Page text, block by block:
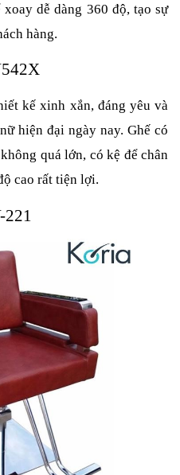
dễ dàng 360 độ, tạo sự
hàng.
kế xinh xắn, đáng yêu và
hiện đại ngày nay. Ghế có
quá lớn, có kệ để chân
cao rất tiện lợi.